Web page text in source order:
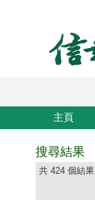
主頁
搜尋結果
共 424 個結果